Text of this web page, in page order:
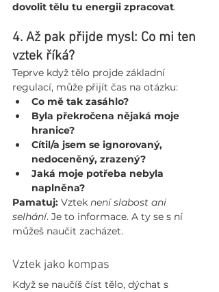
dovolit tělu tu energii zpracovat.
4. Až pak přijde mysl: Co mi ten
vztek říká?
Teprve když tělo projde základní
regulací, může přijít čas na otázku:
Co mě tak zasáhlo?
Byla překročena nějaká moje
hranice?
Cítil/a jsem se ignorovaný,
nedoceněný, zrazený?
Jaká moje potřeba nebyla
naplněna?
Pamatuj: Vztek není slabost ani
selhání. Je to informace. A ty se s ní
můžeš naučit zacházet.
Vztek jako kompas
Když se naučíš číst tělo, dýchat s